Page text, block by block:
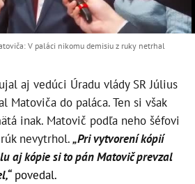
V paláci nikomu demisiu z ruky netrhal
aj vedúci Úradu vlády SR Július
Matoviča do paláca. Ten si však
inak. Matovič podľa neho šéfovi
nevytrhol.„Pri vytvorení kópií
aj kópie si to pán Matovič prevzal
povedal.